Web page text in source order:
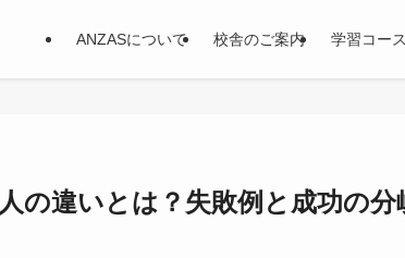
ANZASについて 校舎のご案内 学習コー
の違いとは？失敗例と成功の分